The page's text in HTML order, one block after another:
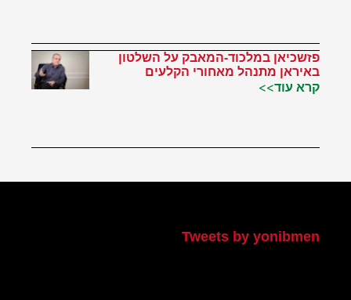
פזשכיאן במלכוד-המאבק על השלטון
באיראן מתנהל מאחורי הקלעים
קרא עוד>>
Tweets by yonibmen